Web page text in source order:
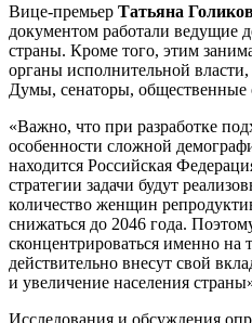
Вице-премьер Татьяна
документом работали ведущие
страны. Кроме того, этим
органы исполнительной
Думы, сенаторы, общественные
«Важно, что при разработке
особенности сложной
находится Российская
стратегии задачи будут
количество женщин
снижаться до 2046 года.
сконцентрироваться именно на
действительно внесут свой
и увеличение населения
Исследования и обсуждения